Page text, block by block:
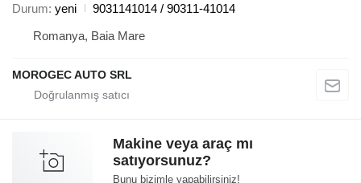
Durum yeni
9031141014 / 90311-41014
Romanya, Baia Mare
MOROGEC AUTO SRL
Makine veya araç mı
satıyorsunuz?
Bunu bizimle yapabilirsiniz!